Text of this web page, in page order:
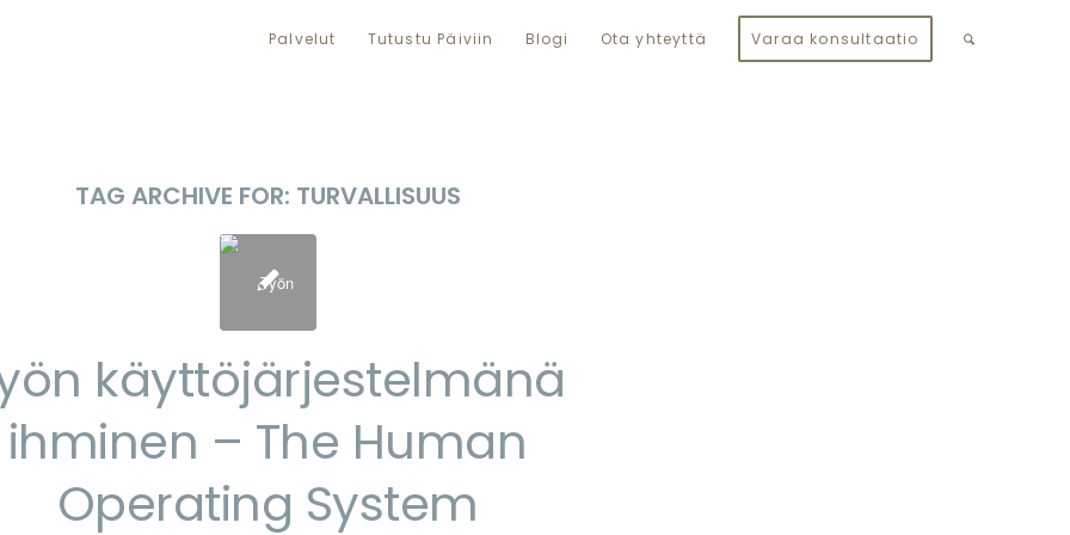
Palvelut Tutustu Päiviin Blogi Ota yhteyttä Varaa konsultaatio
TAG ARCHIVE FOR: TURVALLISUUS
käyttöjärjestelmänä
ihminen – The Human
Operating System